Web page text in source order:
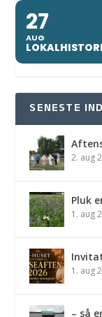
27
AUG
SENESTE
2. aug
Pluk
1. aug
1. aug
– så